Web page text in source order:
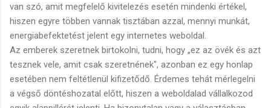
van szó, amit megfelelő kivitelezés esetén mindenki értékel,
hiszen egyre többen vannak tisztában azzal, mennyi munkát,
energiabefektetést jelent egy internetes weboldal.
Az emberek szeretnek birtokolni, tudni, hogy „ez az övék és azt
tesznek vele, amit csak szeretnének", azonban ez egy honlap
esetében nem feltétlenül kifizetődő. Érdemes tehát mérlegelni
a végső döntéshozatal előtt, hiszen a weboldalad vállalkozod